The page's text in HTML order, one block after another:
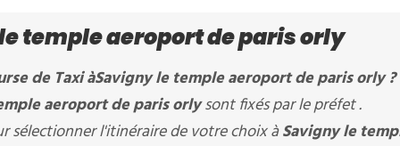
temple aeroport de paris orly
de Taxi àSavigny le temple aeroport de paris orly?
aeroport de paris orlysont fixés par le préfet .
sélectionner l'itinéraire de votre choix àSavigny le